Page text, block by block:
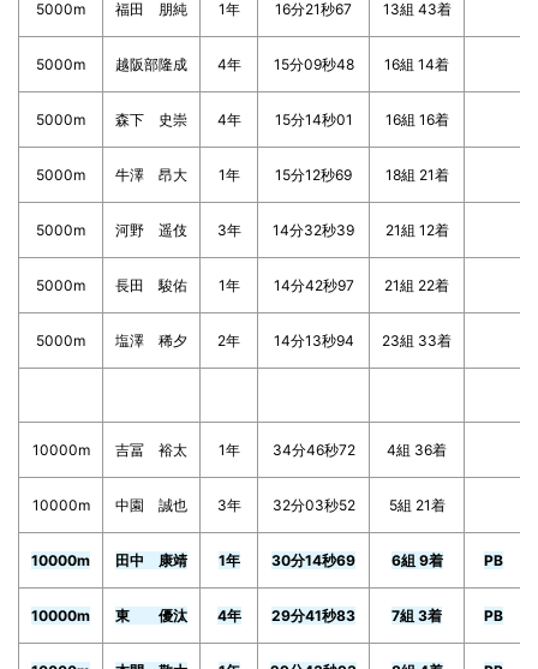
5000m 福田 朋純 1年 16分21秒67 13組 43着
5000m 越阪部隆成 4年 15分09秒48 16組 14着
5000m 森下 史崇 4年 15分14秒01 16組 16着
5000m 牛澤 昂大 1年 15分12秒69 18組 21着
5000m 河野 遥伎 3年 14分32秒39 21組 12着
5000m 長田 駿佑 1年 14分42秒97 21組 22着
5000m 塩澤 稀夕 2年 14分13秒94 23組 33着
10000m 吉冨 裕太 1年 34分46秒72 4組 36着
10000m 中園 誠也 3年 32分03秒52 5組 21着
10000m 田中 康靖 1年 30分14秒69 6組 9着 PB
10000m 東 優汰 4年 29分41秒83 7組 3着 PB